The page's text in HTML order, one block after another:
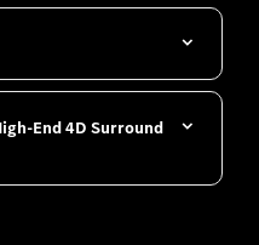
End 4D Surround